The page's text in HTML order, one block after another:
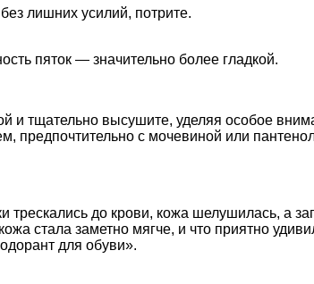
лишних усилий, потрите.
пяток — значительно более гладкой.
и тщательно высушите, уделяя особое
с мочевиной или
трескались до крови, кожа шелушилась, а
стала заметно мягче, и что приятно
для обуви».